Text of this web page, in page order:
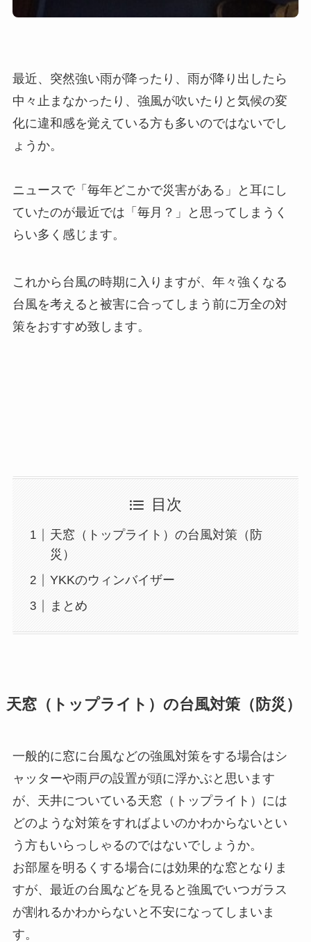
最近、突然強い雨が降ったり、雨が降り出したら
中々止まなかったり、強風が吹いたりと気候の変
化に違和感を覚えている方も多いのではないでし
ょうか。
ニュースで「毎年どこかで災害がある」と耳にし
ていたのが最近では「毎月？」と思ってしまうく
らい多く感じます。
これから台風の時期に入りますが、年々強くなる
台風を考えると被害に合ってしまう前に万全の対
策をおすすめ致します。
目次
天窓（トップライト）の台風対策（防
災）
YKKのウィンバイザー
まとめ
天窓（トップライト）の台風対策（防災）
一般的に窓に台風などの強風対策をする場合はシ
ャッターや雨戸の設置が頭に浮かぶと思います
が、天井についている天窓（トップライト）には
どのような対策をすればよいのかわからないとい
う方もいらっしゃるのではないでしょうか。
お部屋を明るくする場合には効果的な窓となりま
すが、最近の台風などを見ると強風でいつガラス
が割れるかわからないと不安になってしまいま
す。